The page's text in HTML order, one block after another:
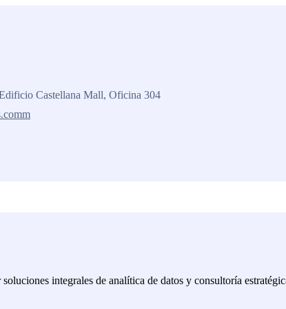
Castellana Mall, Oficina 304
integrales de analítica de datos y consultoría